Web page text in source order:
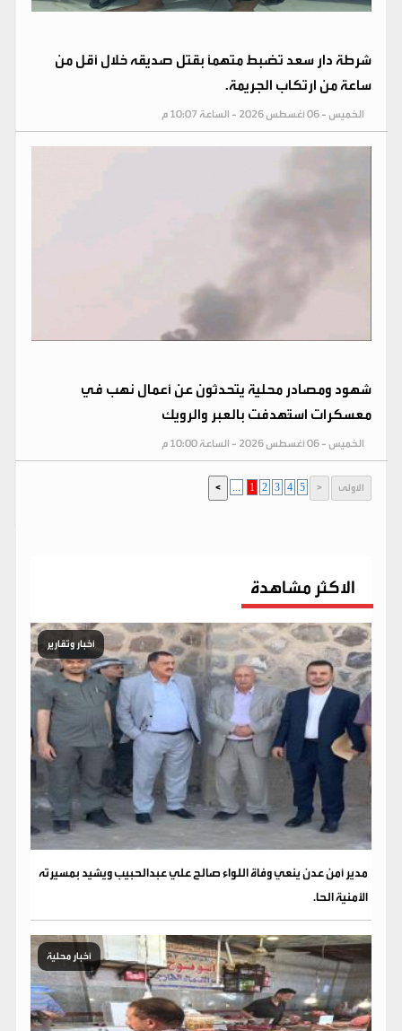
شرطة دار سعد تضبط متهماً بقتل صديقه خلال أقل من
ساعة من ارتكاب الجريمة.
الخميس - 06 أغسطس 2026 - الساعة 10:07 م
شهود ومصادر محلية يتحدثون عن أعمال نهب في
معسكرات استُهدفت بالعبر والرويك
الخميس - 06 أغسطس 2026 - الساعة 10:00 م
1 2 3 4 5
...
الاكثر مشاهدة
أخبار وتقارير
مدير أمن عدن ينعي وفاة اللواء صالح علي عبدالحبيب ويشيد بمسيرته
الأمنية الحا.
أخبار محلية